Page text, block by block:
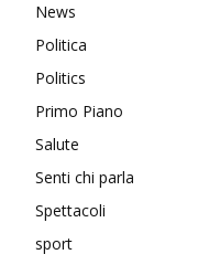
News
Politica
Politics
Primo Piano
Salute
Senti chi parla
Spettacoli
sport